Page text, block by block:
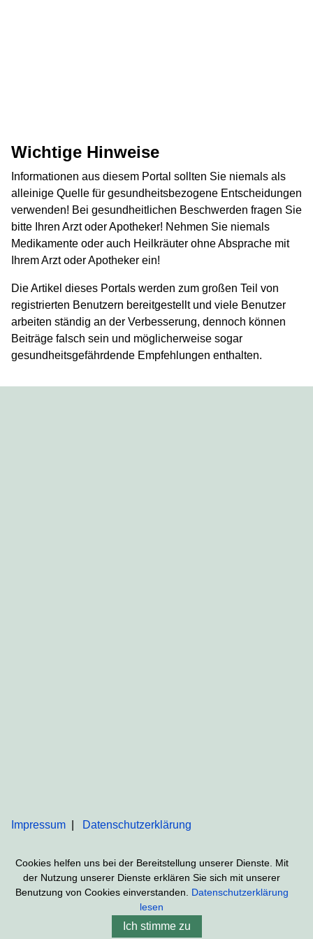
Wichtige Hinweise
Informationen aus diesem Portal sollten Sie niemals als
alleinige Quelle für gesundheitsbezogene Entscheidungen
verwenden! Bei gesundheitlichen Beschwerden fragen Sie
bitte Ihren Arzt oder Apotheker! Nehmen Sie niemals
Medikamente oder auch Heilkräuter ohne Absprache mit
Ihrem Arzt oder Apotheker ein!
Die Artikel dieses Portals werden zum großen Teil von
registrierten Benutzern bereitgestellt und viele Benutzer
arbeiten ständig an der Verbesserung, dennoch können
Beiträge falsch sein und möglicherweise sogar
gesundheitsgefährdende Empfehlungen enthalten.
Impressum Datenschutzerklärung
Cookies helfen uns bei der Bereitstellung unserer Dienste. Mit
der Nutzung unserer Dienste erklären Sie sich mit unserer
Benutzung von Cookies einverstanden. Datenschutzerklärung
lesen
Ich stimme zu